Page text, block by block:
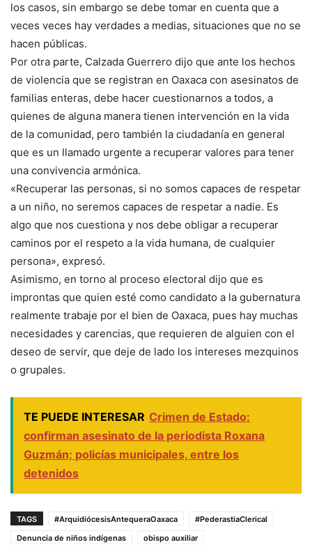
los casos, sin embargo se debe tomar en cuenta que a
veces veces hay verdades a medias, situaciones que no se
hacen públicas.
Por otra parte, Calzada Guerrero dijo que ante los hechos
de violencia que se registran en Oaxaca con asesinatos de
familias enteras, debe hacer cuestionarnos a todos, a
quienes de alguna manera tienen intervención en la vida
de la comunidad, pero también la ciudadanía en general
que es un llamado urgente a recuperar valores para tener
una convivencia armónica.
«Recuperar las personas, si no somos capaces de respetar
a un niño, no seremos capaces de respetar a nadie. Es
algo que nos cuestiona y nos debe obligar a recuperar
caminos por el respeto a la vida humana, de cualquier
persona», expresó.
Asimismo, en torno al proceso electoral dijo que es
improntas que quien esté como candidato a la gubernatura
realmente trabaje por el bien de Oaxaca, pues hay muchas
necesidades y carencias, que requieren de alguien con el
deseo de servir, que deje de lado los intereses mezquinos
o grupales.
TE PUEDE INTERESAR Crimen de Estado:
confirman asesinato de la periodista Roxana
Guzmán; policías municipales, entre los
detenidos
TAGS #ArquidiócesisAntequeraOaxaca
#PederastiaClerical
Denuncia de niños indígenas
obispo auxiliar